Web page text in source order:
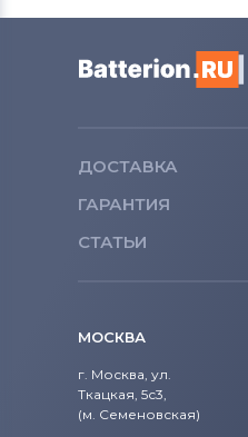
Pavilion g7 Series
Pavilion m6 Series
Pavilion ZE Series
Pavilion ZV Series
ДОСТАВКА
ГАРАНТИЯ
СТАТЬИ
МОСКВА
г. Москва, ул.
Ткацкая, 5с3,
(м. Семеновская)